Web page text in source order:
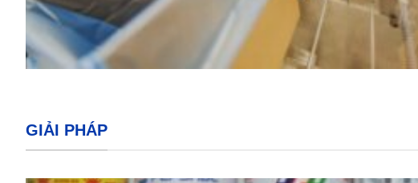
GIẢI PHÁP